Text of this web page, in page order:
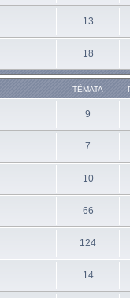
13
18
TÉMATA
9
7
10
66
124
14